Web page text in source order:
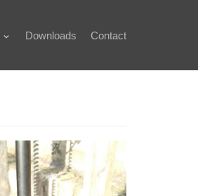
Downloads Contact